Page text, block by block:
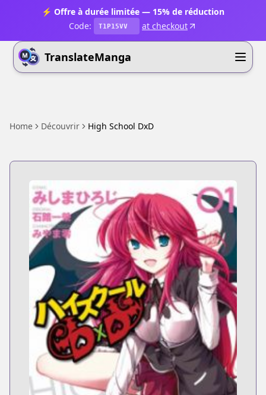
⚡ Offre à durée limitée — 15% de réduction
Code:
T1P15VV at checkout
TranslateManga
Home Découvrir High School DxD